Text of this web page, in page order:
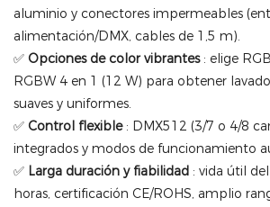
aluminio y conectores impermeables
alimentación/DMX, cables de 1,5 m).
✅ Opciones de color vibrantes: elige
RGBW 4 en 1 (12 W) para obtener
suaves y uniformes.
✅ Control flexible: DMX512 (3/7 o 4/8
integrados y modos de funcionamiento
✅ Larga duración y fiabilidad : vida útil
horas, certificación CE/ROHS, amplio